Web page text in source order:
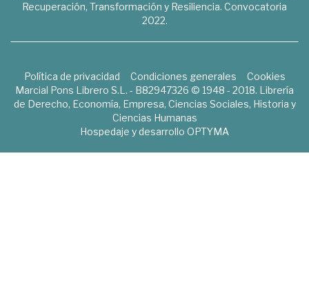
Recuperación, Transformación y Resiliencia. Convocatoria
2022.
Política de privacidad Condiciones generales
Cookies
Marcial Pons Librero S.L. - B82947326 © 1948 - 2018. Librería
de Derecho, Economía, Empresa, Ciencias Sociales, Historia y
Ciencias Humanas
Hospedaje y desarrollo OPTYMA